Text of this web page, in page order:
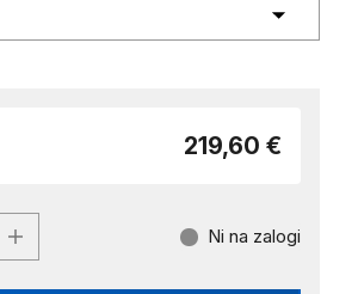
219,60 €
Ni na zalogi